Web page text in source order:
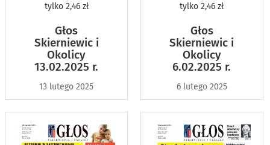
tylko2,46 zł
Głos
Skierniewic i
Okolicy
13.02.2025 r.
13 lutego 2025
tylko 2,46 zł
Głos
Skierniewic i
Okolicy
6.02.2025 r.
6 lutego 2025